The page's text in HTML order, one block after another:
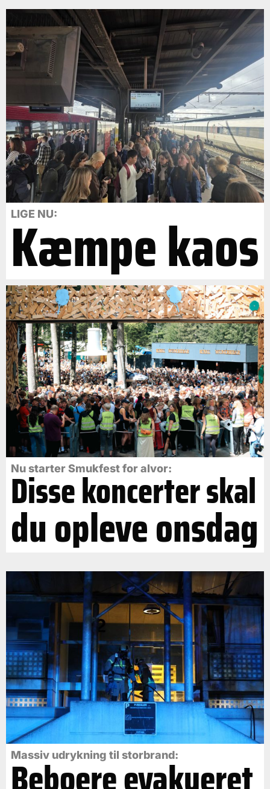
LIGE NU:
Kæmpe kaos
Nu starter Smukfest for alvor:
Disse koncerter skal
du opleve onsdag
Massiv udrykning til storbrand: